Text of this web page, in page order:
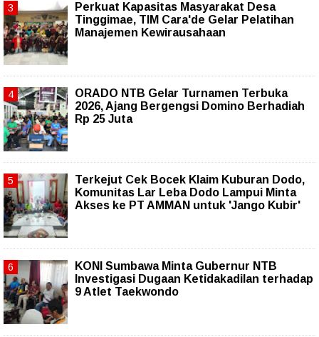
Perkuat Kapasitas Masyarakat Desa
Tinggimae, TIM Cara'de Gelar Pelatihan
Manajemen Kewirausahaan
ORADO NTB Gelar Turnamen Terbuka
2026, Ajang Bergengsi Domino Berhadiah
Rp 25 Juta
Terkejut Cek Bocek Klaim Kuburan Dodo,
Komunitas Lar Leba Dodo Lampui Minta
Akses ke PT AMMAN untuk 'Jango Kubir'
KONI Sumbawa Minta Gubernur NTB
Investigasi Dugaan Ketidakadilan terhadap
9 Atlet Taekwondo